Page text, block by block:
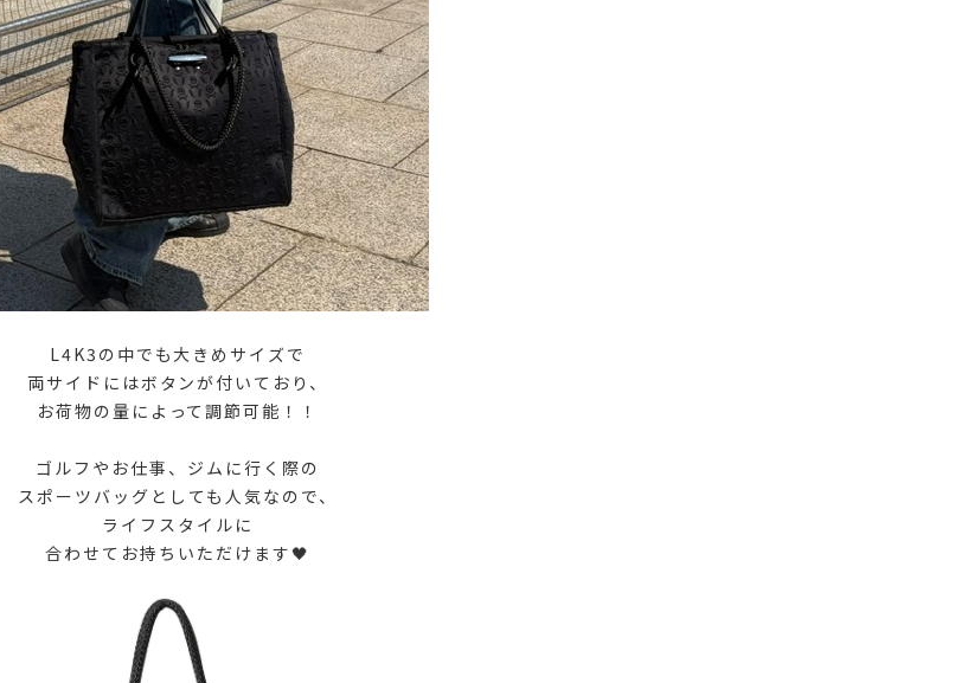
L4K3の中でも大きめサイズで
両サイドにはボタンが付いており、
お荷物の量によって調節可能！！
ゴルフやお仕事、ジムに行く際の
スポーツバッグとしても人気なので、
ライフスタイルに
合わせてお持ちいただけます🖤